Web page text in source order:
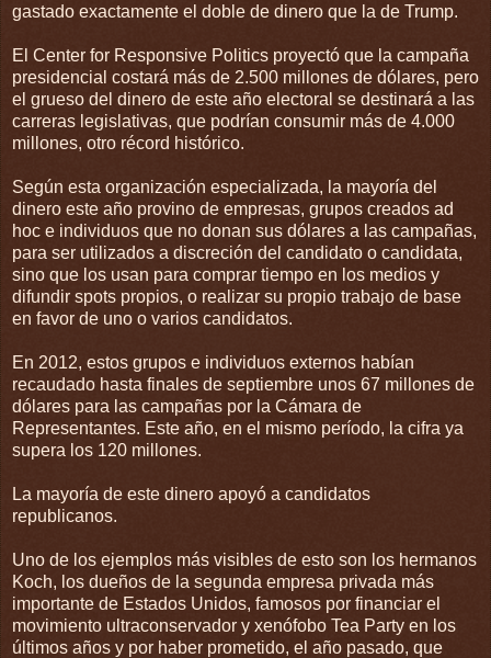
gastado exactamente el doble de dinero que la de Trump.
El Center for Responsive Politics proyectó que la campaña
presidencial costará más de 2.500 millones de dólares, pero
el grueso del dinero de este año electoral se destinará a las
carreras legislativas, que podrían consumir más de 4.000
millones, otro récord histórico.
Según esta organización especializada, la mayoría del
dinero este año provino de empresas, grupos creados ad
hoc e individuos que no donan sus dólares a las campañas,
para ser utilizados a discreción del candidato o candidata,
sino que los usan para comprar tiempo en los medios y
difundir spots propios, o realizar su propio trabajo de base
en favor de uno o varios candidatos.
En 2012, estos grupos e individuos externos habían
recaudado hasta finales de septiembre unos 67 millones de
dólares para las campañas por la Cámara de
Representantes. Este año, en el mismo período, la cifra ya
supera los 120 millones.
La mayoría de este dinero apoyó a candidatos
republicanos.
Uno de los ejemplos más visibles de esto son los hermanos
Koch, los dueños de la segunda empresa privada más
importante de Estados Unidos, famosos por financiar el
movimiento ultraconservador y xenófobo Tea Party en los
últimos años y por haber prometido, el año pasado, que